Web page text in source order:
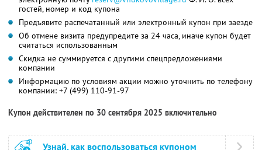
гостей, номер и код купона
Предъявите распечатанный или электронный купон при заезде
Об отмене визита предупредите за 24 часа, иначе купон будет
считаться использованным
Скидка не суммируется с другими спецпредложениями
компании
Информацию по условиям акции можно уточнить по телефону
компании: +7 (499) 110-91-97
Купон действителен по 30 сентября 2025 включительно
Узнай, как воспользоваться купоном